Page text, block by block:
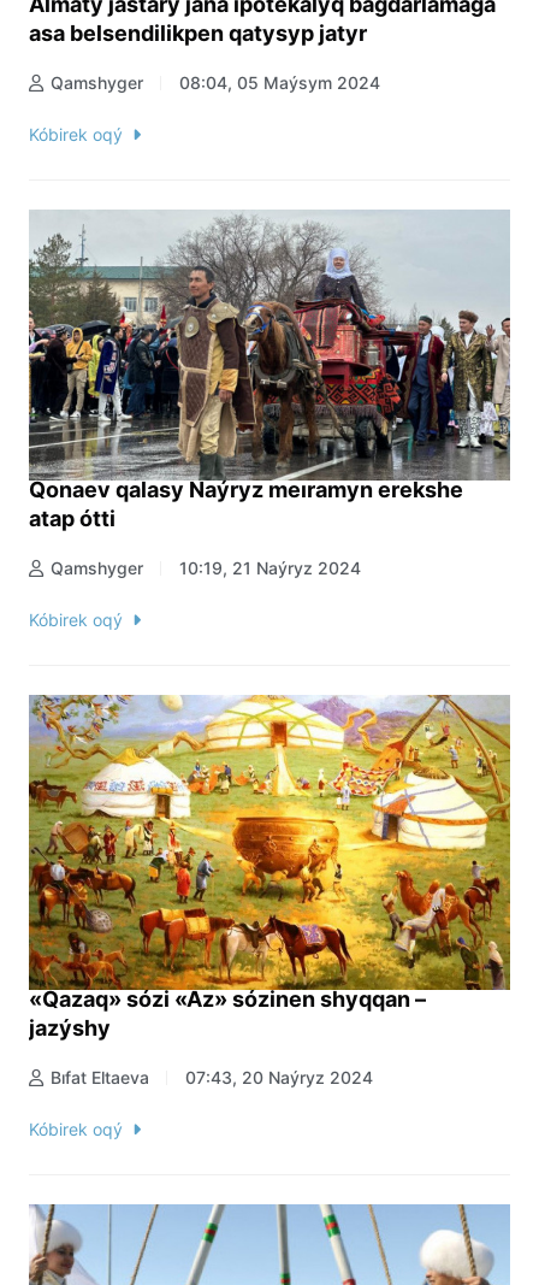
asa belsendilikpen qatysyp jatyr
Qamshyger 08:04, 05 Maýsym 2024
Kóbirek oqý
Qonaev qalasy Naýryz meıramyn erekshe
atap ótti
Qamshyger 10:19, 21 Naýryz 2024
Kóbirek oqý
«Qazaq» sózi «Áz» sózinen shyqqan –
jazýshy
Bıfat Eltaeva 07:43, 20 Naýryz 2024
Kóbirek oqý